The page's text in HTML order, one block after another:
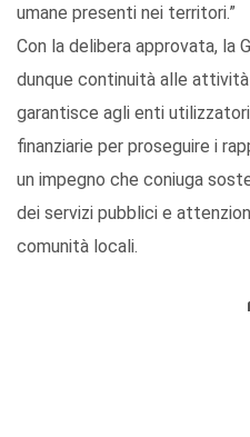
umane presenti nei territori.”
Con la delibera approvata, la
dunque continuità alle
garantisce agli enti
finanziarie per proseguire i
un impegno che coniuga
dei servizi pubblici e
comunità locali.